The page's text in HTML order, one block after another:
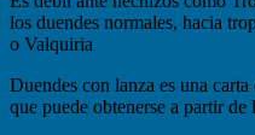
los duendes normales, hacia
o Valquiria
Duendes con lanza es una
que puede obtenerse a partir de